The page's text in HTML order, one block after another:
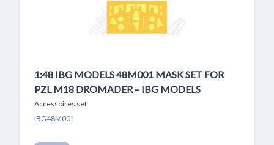
1:48 IBG MODELS 48M001 MASK SET FOR
PZL M18 DROMADER – IBG MODELS
Accessoires set
IBG48M001